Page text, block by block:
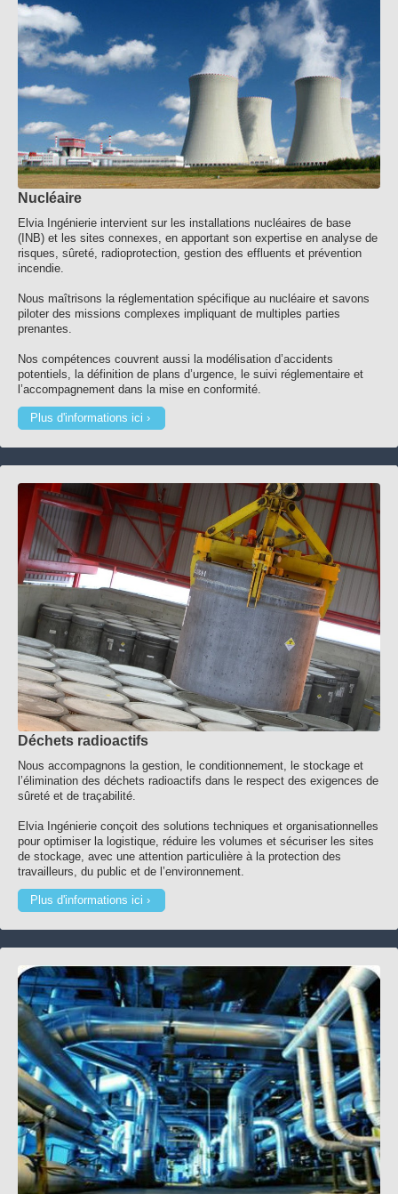
Nucléaire
Elvia Ingénierie intervient sur les installations nucléaires de base
(INB) et les sites connexes, en apportant son expertise en analyse de
risques, sûreté, radioprotection, gestion des effluents et prévention
incendie.
Nous maîtrisons la réglementation spécifique au nucléaire et savons
piloter des missions complexes impliquant de multiples parties
prenantes.
Nos compétences couvrent aussi la modélisation d’accidents
potentiels, la définition de plans d’urgence, le suivi réglementaire et
l’accompagnement dans la mise en conformité.
Plus d'informations ici
Déchets radioactifs
Nous accompagnons la gestion, le conditionnement, le stockage et
l’élimination des déchets radioactifs dans le respect des exigences de
sûreté et de traçabilité.
Elvia Ingénierie conçoit des solutions techniques et organisationnelles
pour optimiser la logistique, réduire les volumes et sécuriser les sites
de stockage, avec une attention particulière à la protection des
travailleurs, du public et de l’environnement.
Plus d'informations ici